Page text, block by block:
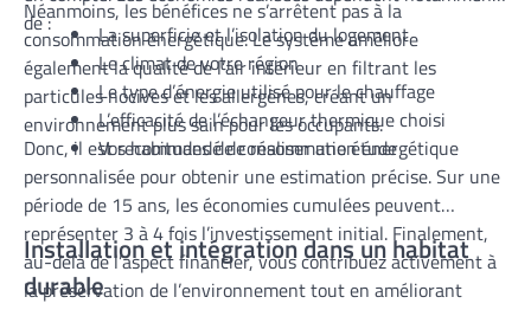
Néanmoins, les bénéfices ne s’arrêtent pas à la
consommation énergétique. Le système améliore
également la qualité de l’air intérieur en filtrant les
particules nocives et les allergènes, créant un
environnement plus sain pour les occupants.
de :
La superficie et l’isolation du logement
Le climat de votre région
Le type d’énergie utilisé pour le chauffage
L’efficacité de l’échangeur thermique choisi
Vos habitudes de consommation énergétique
Donc, il est recommandé de réaliser une étude
personnalisée pour obtenir une estimation précise. Sur une
période de 15 ans, les économies cumulées peuvent
représenter 3 à 4 fois l’investissement initial. Finalement,
au-delà de l’aspect financier, vous contribuez activement à
la préservation de l’environnement tout en améliorant
Installation et intégration dans un habitat
durable